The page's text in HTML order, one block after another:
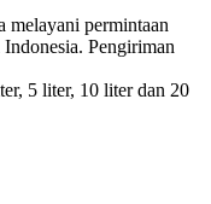
permintaan
Pengiriman
5 liter, 10 liter dan 20